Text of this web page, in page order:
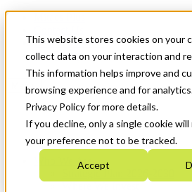
This website stores cookies on your
collect data on your interaction and
This information helps improve and
browsing experience and for
Privacy Policy for more details.
If you decline, only a single cookie
your preference not to be tracked.
Accept
News & Events
Get Started
Menu
Who We Are
Strategic Plan 2026-2030